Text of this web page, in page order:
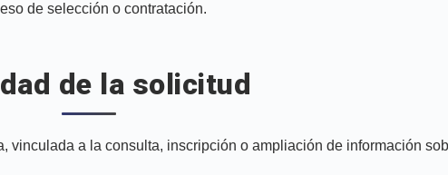
de selección o contratación.
de la solicitud
a la consulta, inscripción o ampliación de información